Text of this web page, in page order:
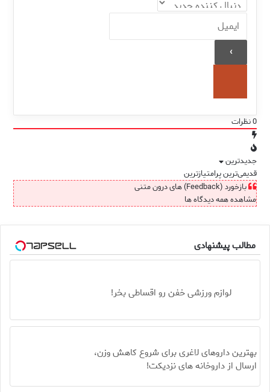
0نظرات
جدیدترین
قدیمی‌ترینپرامتیازترین
بازخورد (Feedback) های درون متنی
مشاهده همه دیدگاه ها
مطالب پیشنهادی
لوازم ورزشی خفن رو اقساطی بخر!
بهترین داروهای لاغری برای شروع کاهش وزن،
ارسال از داروخانه های نزدیکت!